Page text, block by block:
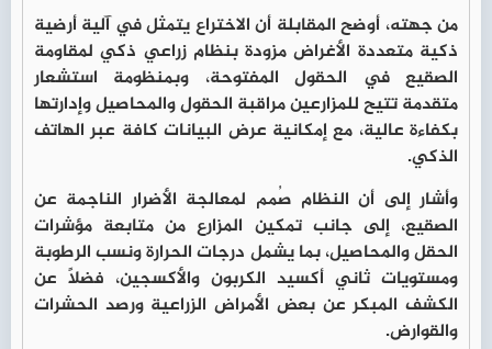
من جهته، أوضح المقابلة أن الاختراع يتمثل في آلية أرضية
ذكية متعددة الأغراض مزودة بنظام زراعي ذكي لمقاومة
الصقيع في الحقول المفتوحة، وبمنظومة استشعار
متقدمة تتيح للمزارعين مراقبة الحقول والمحاصيل وإدارتها
بكفاءة عالية، مع إمكانية عرض البيانات كافة عبر الهاتف
الذكي.
وأشار إلى أن النظام صُمم لمعالجة الأضرار الناجمة عن
الصقيع، إلى جانب تمكين المزارع من متابعة مؤشرات
الحقل والمحاصيل، بما يشمل درجات الحرارة ونسب الرطوبة
ومستويات ثاني أكسيد الكربون والأكسجين، فضلاً عن
الكشف المبكر عن بعض الأمراض الزراعية ورصد الحشرات
والقوارض.